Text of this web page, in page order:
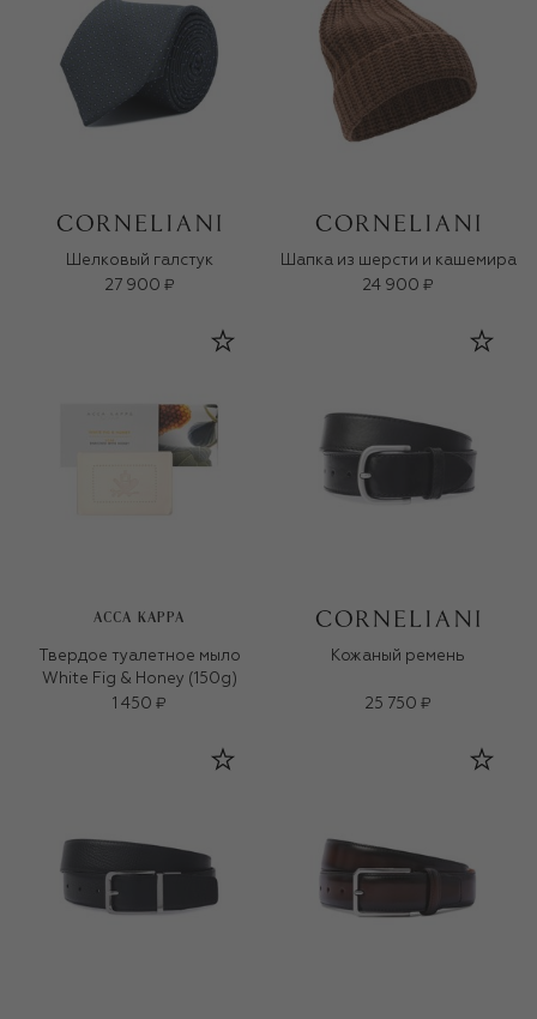
Шелковый галстук
27 900 ₽
Шапка из шерсти и кашемира
24 900 ₽
ACCA KAPPA
Твердое туалетное мыло
White Fig & Honey (150g)
1 450 ₽
Кожаный ремень
25 750 ₽